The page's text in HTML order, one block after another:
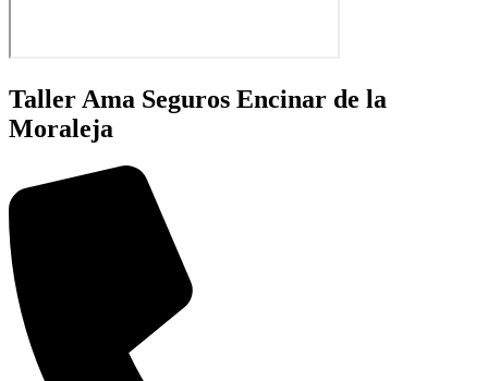
Taller Ama Seguros Encinar de la
Moraleja